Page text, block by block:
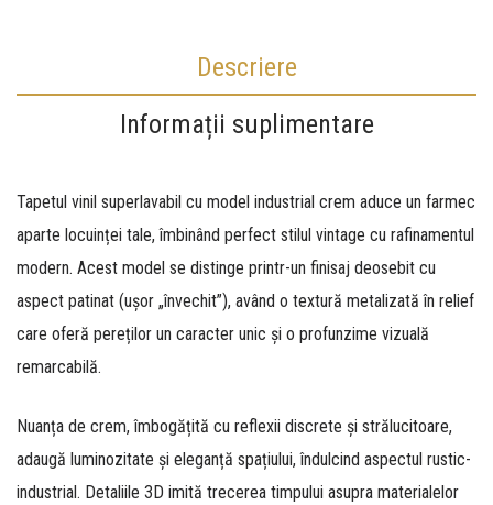
Descriere
Informații suplimentare
Tapetul vinil superlavabil cu model industrial crem aduce un farmec
aparte locuinței tale, îmbinând perfect stilul vintage cu rafinamentul
modern. Acest model se distinge printr-un finisaj deosebit cu
aspect patinat (ușor „învechit”), având o textură metalizată în relief
care oferă pereților un caracter unic și o profunzime vizuală
remarcabilă.
Nuanța de crem, îmbogățită cu reflexii discrete și strălucitoare,
adaugă luminozitate și eleganță spațiului, îndulcind aspectul rustic-
industrial. Detaliile 3D imită trecerea timpului asupra materialelor